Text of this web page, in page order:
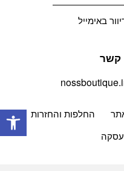
באימייל
החלפות והחזרות
עסקה
קשר